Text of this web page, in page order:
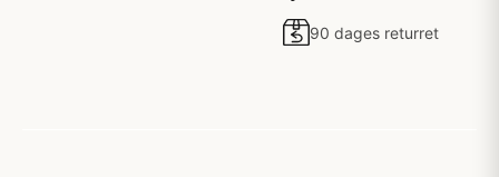
90 dages returret